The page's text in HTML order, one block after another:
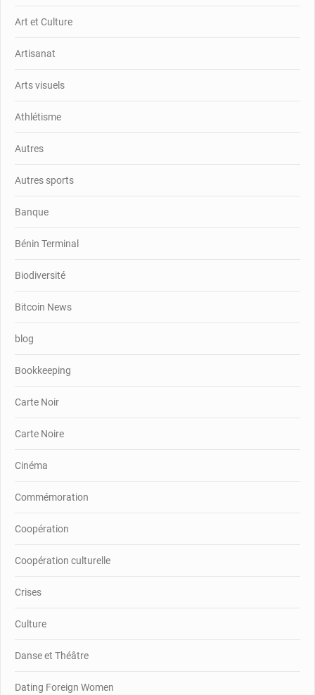
Art et Culture
Artisanat
Arts visuels
Athlétisme
Autres
Autres sports
Banque
Bénin Terminal
Biodiversité
Bitcoin News
blog
Bookkeeping
Carte Noir
Carte Noire
Cinéma
Commémoration
Coopération
Coopération culturelle
Crises
Culture
Danse et Théâtre
Dating Foreign Women